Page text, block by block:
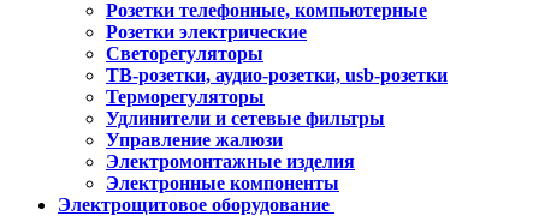
Розетки телефонные, компьютерные
Розетки электрические
Светорегуляторы
ТВ-розетки, аудио-розетки, usb-розетки
Терморегуляторы
Удлинители и сетевые фильтры
Управление жалюзи
Электромонтажные изделия
Электронные компоненты
Электрощитовое оборудование